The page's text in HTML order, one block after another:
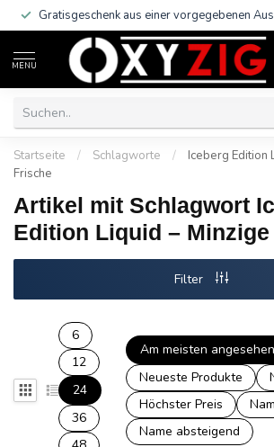
Gratisgeschenk aus einer vorgegebenen
MENU
Startseite / Schlagworte /
Iceberg Edition
Frische
Artikel mit Schlagwort
Edition Liquid –
Filter
6
12
24
36
Am meisten angesehen
Neueste Produkte
Höchster Preis
Name absteigend